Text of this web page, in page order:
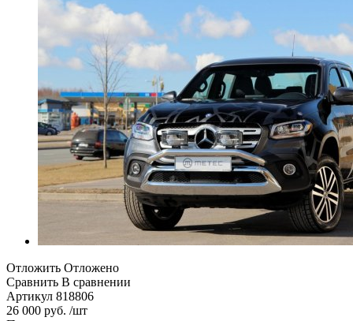
Отложить Отложено
Сравнить В сравнении
Артикул 818806
26 000 руб. /шт